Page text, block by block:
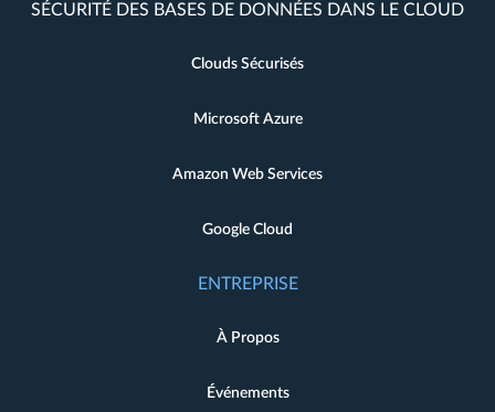
SÉCURITÉ DES BASES DE DONNÉES DANS LE CLOUD
Clouds Sécurisés
Microsoft Azure
Amazon Web Services
Google Cloud
ENTREPRISE
À Propos
Événements